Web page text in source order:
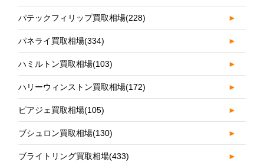
パテックフィリップ買取相場(228) ►
パネライ買取相場(334) ►
ハミルトン買取相場(103) ►
ハリーウィンストン買取相場(172) ►
ピアジェ買取相場(105) ►
ブシュロン買取相場(130) ►
ブライトリング買取相場(433) ►